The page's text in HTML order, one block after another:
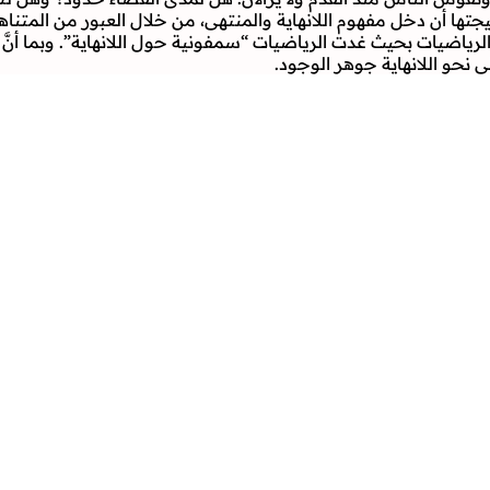
أن دخل مفهوم اللانهاية والمنتهى، من خلال العبور من
الرياضيات بحيث غدت الرياضيات “سمفونية حول اللانهاية”.
نحو اللانهاية جوهر الوجود.